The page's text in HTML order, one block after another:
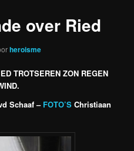
over Ried
heroisme
TROTSEREN ZON REGEN
Schaaf – FOTO’S Christiaan